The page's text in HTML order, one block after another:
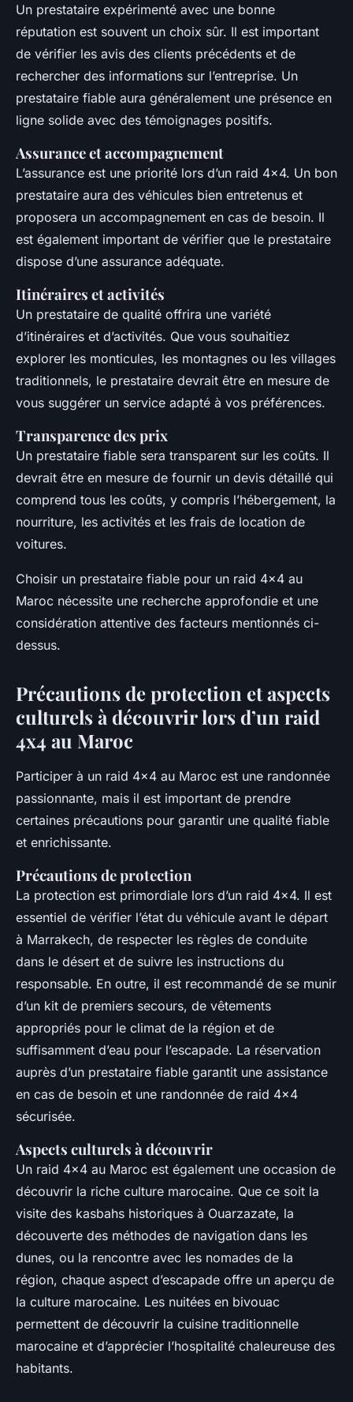
Un prestataire expérimenté avec une bonne
réputation est souvent un choix sûr. Il est important
de vérifier les avis des clients précédents et de
rechercher des informations sur l’entreprise. Un
prestataire fiable aura généralement une présence en
ligne solide avec des témoignages positifs.
Assurance et accompagnement
L’assurance est une priorité lors d’un raid 4x4. Un bon
prestataire aura des véhicules bien entretenus et
proposera un accompagnement en cas de besoin. Il
est également important de vérifier que le prestataire
dispose d’une assurance adéquate.
Itinéraires et activités
Un prestataire de qualité offrira une variété
d’itinéraires et d’activités. Que vous souhaitiez
explorer les monticules, les montagnes ou les villages
traditionnels, le prestataire devrait être en mesure de
vous suggérer un service adapté à vos préférences.
Transparence des prix
Un prestataire fiable sera transparent sur les coûts. Il
devrait être en mesure de fournir un devis détaillé qui
comprend tous les coûts, y compris l’hébergement, la
nourriture, les activités et les frais de location de
voitures.
Choisir un prestataire fiable pour un raid 4x4 au
Maroc nécessite une recherche approfondie et une
considération attentive des facteurs mentionnés ci-
dessus.
Précautions de protection et aspects
culturels à découvrir lors d’un raid
4x4 au Maroc
Participer à un raid 4x4 au Maroc est une randonnée
passionnante, mais il est important de prendre
certaines précautions pour garantir une qualité fiable
et enrichissante.
Précautions de protection
La protection est primordiale lors d’un raid 4x4. Il est
essentiel de vérifier l’état du véhicule avant le départ
à Marrakech, de respecter les règles de conduite
dans le désert et de suivre les instructions du
responsable. En outre, il est recommandé de se munir
d’un kit de premiers secours, de vêtements
appropriés pour le climat de la région et de
suffisamment d’eau pour l’escapade. La réservation
auprès d’un prestataire fiable garantit une assistance
en cas de besoin et une randonnée de raid 4x4
sécurisée.
Aspects culturels à découvrir
Un raid 4x4 au Maroc est également une occasion de
découvrir la riche culture marocaine. Que ce soit la
visite des kasbahs historiques à Ouarzazate, la
découverte des méthodes de navigation dans les
dunes, ou la rencontre avec les nomades de la
région, chaque aspect d’escapade offre un aperçu de
la culture marocaine. Les nuitées en bivouac
permettent de découvrir la cuisine traditionnelle
marocaine et d’apprécier l’hospitalité chaleureuse des
habitants.